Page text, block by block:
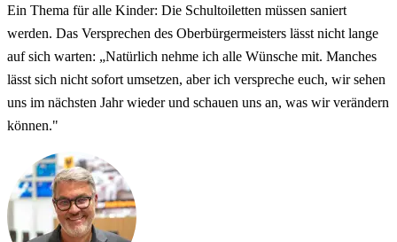
Ein Thema für alle Kinder: Die Schultoiletten müssen saniert
werden. Das Versprechen des Oberbürgermeisters lässt nicht lange
auf sich warten: „Natürlich nehme ich alle Wünsche mit. Manches
lässt sich nicht sofort umsetzen, aber ich verspreche euch, wir sehen
uns im nächsten Jahr wieder und schauen uns an, was wir verändern
können."